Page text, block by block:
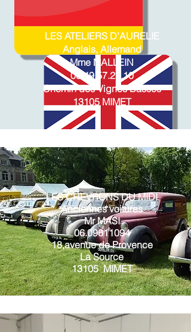
LES ATELIERS D'AURELIE
Anglais, Allemand
Mme MALLEIN
06.49.57.27.10
Chemin des Vignes Basses
13105 MIMET
LES CHEVRONS DU MIDI
Anciennes voitures
Mr MASI
06.09611094
18,avenue de Provence
La Source
13105 MIMET